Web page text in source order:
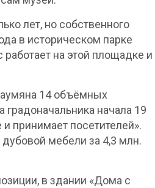
лет, но собственного
в историческом парке
на этой площадке и
14 объёмных
начала 19
принимает посетителей».
мебели за 4,3 млн.
в здании «Дома с